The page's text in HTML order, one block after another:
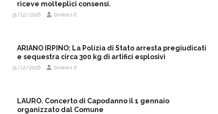
riceve molteplici consensi.
31/12/2016 binews.it
ARIANO IRPINO: La Polizia di Stato arresta pregiudicati
e sequestra circa 300 kg di artifici esplosivi
31/12/2016 binews.it
LAURO. Concerto di Capodanno il 1 gennaio
organizzato dal Comune